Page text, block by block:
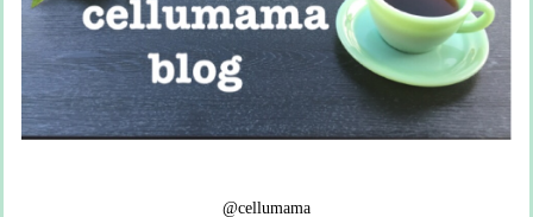
@cellumama